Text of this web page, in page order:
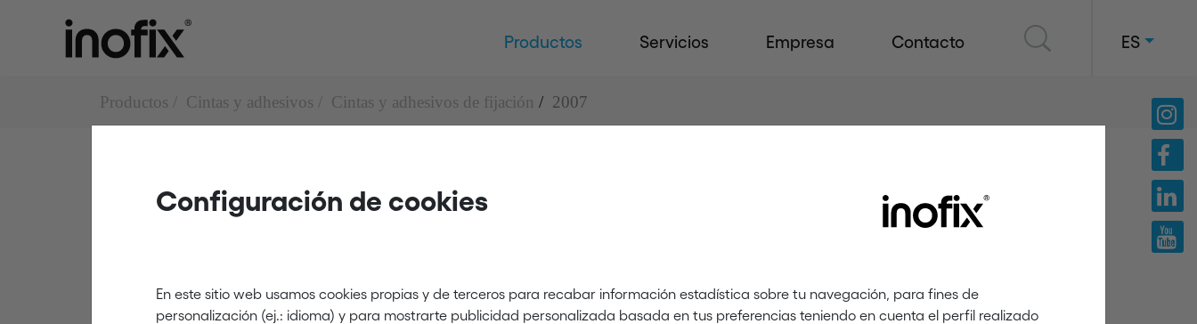
Configuración de cookies
En este sitio web usamos cookies propias y de terceros para recabar información estadística sobre tu navegación, para fines de
personalización (ej.: idioma) y para mostrarte publicidad personalizada basada en tus preferencias teniendo en cuenta el perfil realizado
Productos Servicios Empresa Contacto ES
Productos Cintas y adhesivos Cintas y adhesivos de fijación 2007
Cintas y adhesivos de fijación